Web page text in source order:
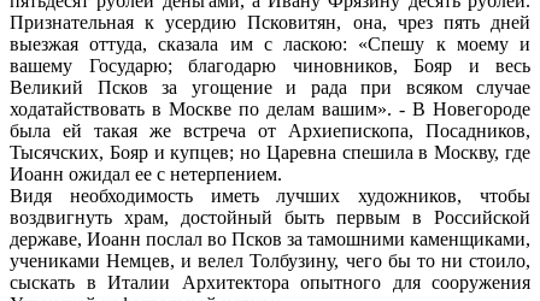
Признательная к усердию Псковитян, она, чрез пять дней
выезжая оттуда, сказала им с ласкою: «Спешу к моему и
вашему Государю; благодарю чиновников, Бояр и весь
Великий Псков за угощение и рада при всяком случае
ходатайствовать в Москве по делам вашим». - В Новегороде
была ей такая же встреча от Архиепископа, Посадников,
Тысячских, Бояр и купцев; но Царевна спешила в Москву, где
Иоанн ожидал ее с нетерпением.
Видя необходимость иметь лучших художников, чтобы
воздвигнуть храм, достойный быть первым в Российской
державе, Иоанн послал во Псков за тамошними каменщиками,
учениками Немцев, и велел Толбузину, чего бы то ни стоило,
сыскать в Италии Архитектора опытного для сооружения